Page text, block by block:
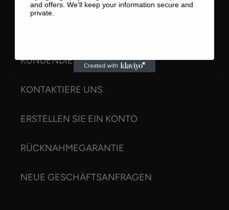
KUNDENDIENST
KONTAKTIERE UNS
ERSTELLEN SIE EIN KONTO
RÜCKNAHMEGARANTIE
NEUE GESCHÄFTSANFRAGEN
and offers. We'll keep your information secure and
private.